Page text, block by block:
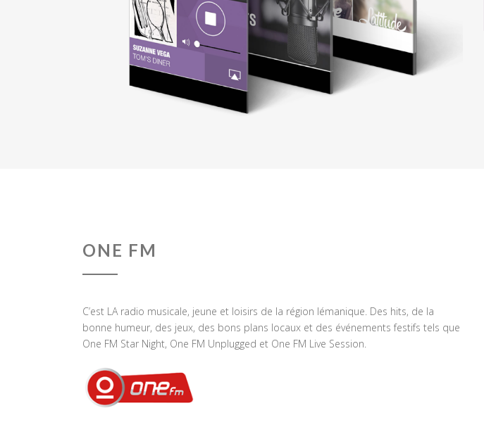
ONE FM
C’est LA radio musicale, jeune et loisirs de la région lémanique. Des hits, de la
bonne humeur, des jeux, des bons plans locaux et des événements festifs tels que
One FM Star Night, One FM Unplugged et One FM Live Session.